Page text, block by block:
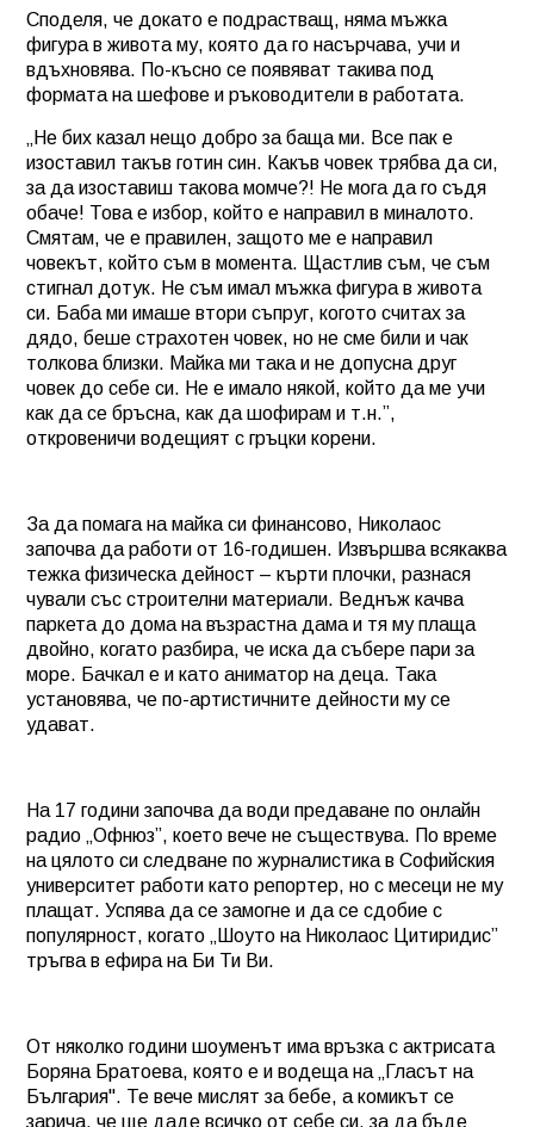
Споделя, че докато е подрастващ, няма мъжка
фигура в живота му, която да го насърчава, учи и
вдъхновява. По-късно се появяват такива под
формата на шефове и ръководители в работата.
„Не бих казал нещо добро за баща ми. Все пак е
изоставил такъв готин син. Какъв човек трябва да си,
за да изоставиш такова момче?! Не мога да го съдя
обаче! Това е избор, който е направил в миналото.
Смятам, че е правилен, защото ме е направил
човекът, който съм в момента. Щастлив съм, че съм
стигнал дотук. Не съм имал мъжка фигура в живота
си. Баба ми имаше втори съпруг, когото считах за
дядо, беше страхотен човек, но не сме били и чак
толкова близки. Майка ми така и не допусна друг
човек до себе си. Не е имало някой, който да ме учи
как да се бръсна, как да шофирам и т.н.”,
откровеничи водещият с гръцки корени.
За да помага на майка си финансово, Николаос
започва да работи от 16-годишен. Извършва всякаква
тежка физическа дейност – кърти плочки, разнася
чували със строителни материали. Веднъж качва
паркета до дома на възрастна дама и тя му плаща
двойно, когато разбира, че иска да събере пари за
море. Бачкал е и като аниматор на деца. Така
установява, че по-артистичните дейности му се
удават.
На 17 години започва да води предаване по онлайн
радио „Офнюз”, което вече не съществува. По време
на цялото си следване по журналистика в Софийския
университет работи като репортер, но с месеци не му
плащат. Успява да се замогне и да се сдобие с
популярност, когато „Шоуто на Николаос Цитиридис”
тръгва в ефира на Би Ти Ви.
От няколко години шоуменът има връзка с актрисата
Боряна Братоева, която е и водеща на „Гласът на
България". Те вече мислят за бебе, а комикът се
зарича, че ще даде всичко от себе си, за да бъде